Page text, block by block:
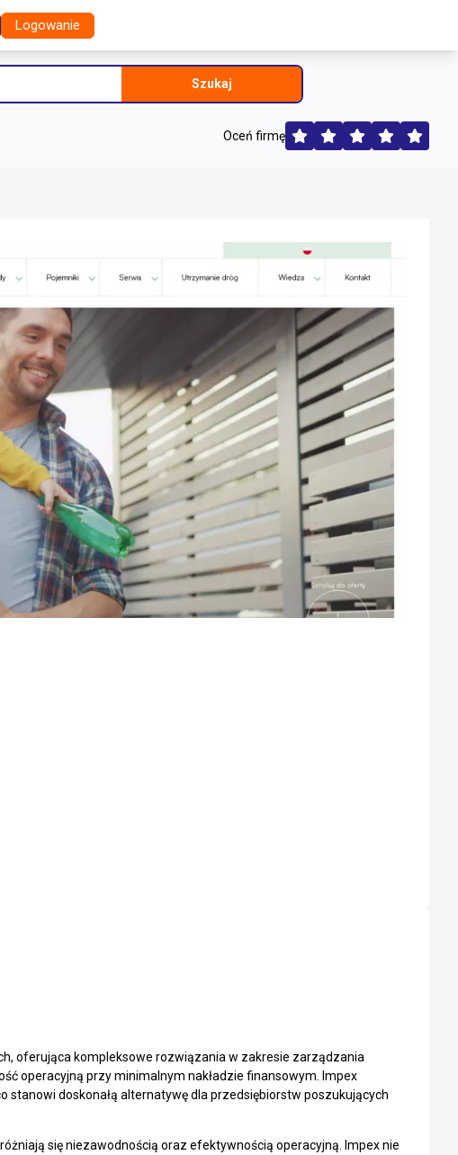
Logowanie
Szukaj
Oceń firmę
oferująca kompleksowe rozwiązania w zakresie zarządzania
operacyjną przy minimalnym nakładzie finansowym. Impex
stanowi doskonałą alternatywę dla przedsiębiorstw poszukujących
się niezawodnością oraz efektywnością operacyjną. Impex nie